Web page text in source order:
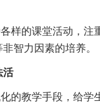
样的课堂活动，注
智力因素的培养。
活
的教学手段，给学